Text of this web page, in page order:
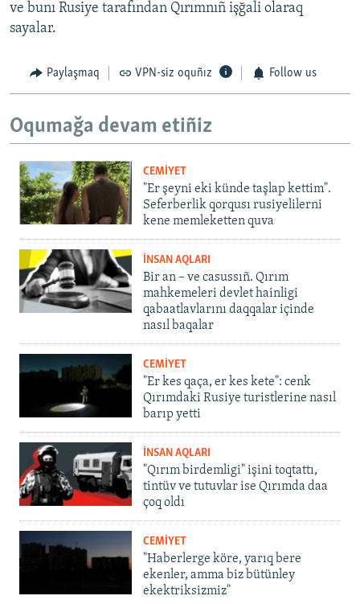
ve bunı Rusiye tarafından Qırımnıñ işğali olaraq
sayalar.
Paylaşmaq VPN-siz oquñız Follow us
Oqumağa devam etiñiz
CEMİYET
"Er şeyni eki künde taşlap kettim".
Seferberlik qorqusı rusiyelilerni
kene memleketten quva
İNSAN AQLARI
Bir an – ve casussıñ. Qırım
mahkemeleri devlet hainligi
qabaatlavlarını daqqalar içinde
nasıl baqalar
CEMİYET
"Er kes qaça, er kes kete": cenk
Qırımdaki Rusiye turistlerine nasıl
barıp yetti
İNSAN AQLARI
"Qırım birdemligi" işini toqtattı,
tintüv ve tutuvlar ise Qırımda daa
çoq oldı
CEMİYET
"Haberlerge köre, yarıq bere
ekenler, amma biz bütünley
ekektriksizmiz"